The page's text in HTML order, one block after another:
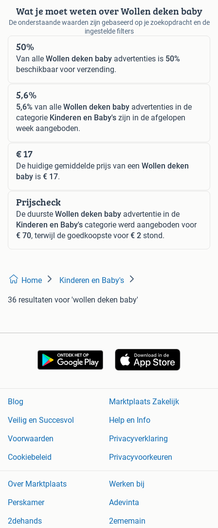
Wat je moet weten over Wollen deken baby
De onderstaande waarden zijn gebaseerd op je zoekopdracht en de
ingestelde filters
50%
Van alle Wollen deken baby advertenties is 50%
beschikbaar voor verzending.
5,6%
5,6% van alle Wollen deken baby advertenties in de
categorie Kinderen en Baby's zijn in de afgelopen
week aangeboden.
€ 17
De huidige gemiddelde prijs van een Wollen deken
baby is € 17.
Prijscheck
De duurste Wollen deken baby advertentie in de
Kinderen en Baby's categorie werd aangeboden voor
€ 70, terwijl de goedkoopste voor€ 2 stond.
Home Kinderen en Baby's
36 resultaten voor 'wollen deken baby'
Blog
Marktplaats Zakelijk
Veilig en Succesvol
Help en Info
Voorwaarden
Privacyverklaring
Cookiebeleid
Privacyvoorkeuren
Over Marktplaats
Werken bij
Perskamer
Adevinta
2dehands
2ememain